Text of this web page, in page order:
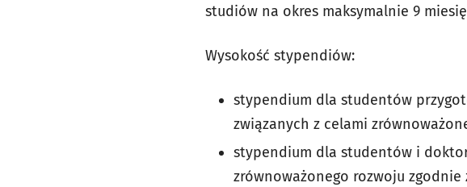
studiów na okres maksymalnie 9
Wysokość stypendiów:
stypendium dla studentów
związanych z celami
stypendium dla studentów i
zrównoważonego rozwoju zgodnie